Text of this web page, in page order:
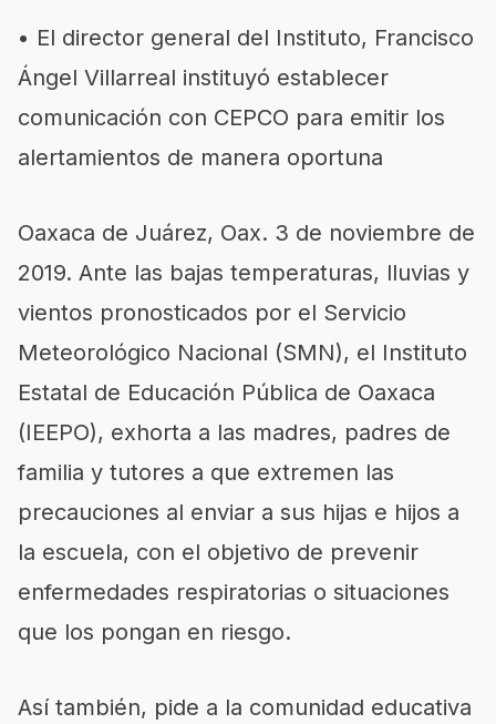
• El director general del Instituto, Francisco
Ángel Villarreal instituyó establecer
comunicación con CEPCO para emitir los
alertamientos de manera oportuna
Oaxaca de Juárez, Oax. 3 de noviembre de
2019. Ante las bajas temperaturas, lluvias y
vientos pronosticados por el Servicio
Meteorológico Nacional (SMN), el Instituto
Estatal de Educación Pública de Oaxaca
(IEEPO), exhorta a las madres, padres de
familia y tutores a que extremen las
precauciones al enviar a sus hijas e hijos a
la escuela, con el objetivo de prevenir
enfermedades respiratorias o situaciones
que los pongan en riesgo.
Así también, pide a la comunidad educativa